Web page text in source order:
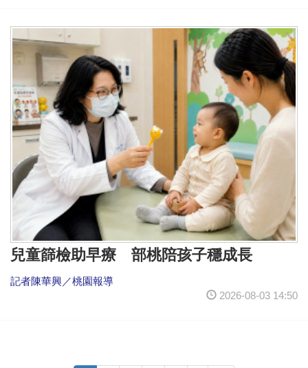
兒童篩檢助早療 部桃陪孩子穩成長
記者陳華興／桃園報導
2026-08-03 14:50